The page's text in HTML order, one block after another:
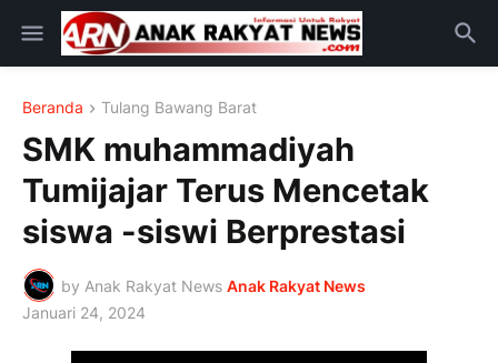
Beranda Tulang Bawang Barat
SMK muhammadiyah
Tumijajar Terus Mencetak
siswa -siswi Berprestasi
by Anak Rakyat News Anak Rakyat News
Januari 24, 2024